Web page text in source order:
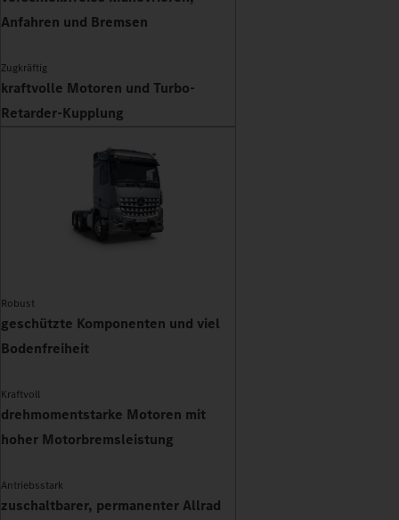
Anfahren und Bremsen
Zugkräftig
kraftvolle Motoren und Turbo-
Retarder-Kupplung
Robust
geschützte Komponenten und viel
Bodenfreiheit
Kraftvoll
drehmomentstarke Motoren mit
hoher Motorbremsleistung
Antriebsstark
zuschaltbarer, permanenter Allrad